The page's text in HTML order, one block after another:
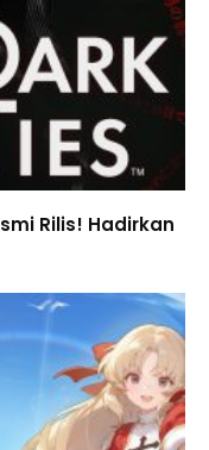
Rilis! Hadirkan